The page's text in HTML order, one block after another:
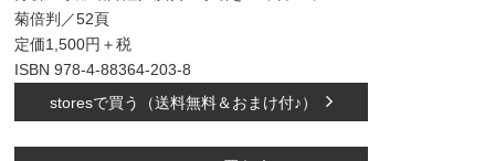
菊倍判／52頁
定価1,500円＋税
ISBN 978-4-88364-203-8
storesで買う（送料無料＆おまけ付♪）